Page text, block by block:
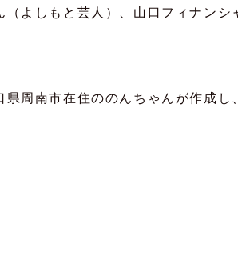
よしもと芸人）、山口フィナンシ
周南市在住ののんちゃんが作成し